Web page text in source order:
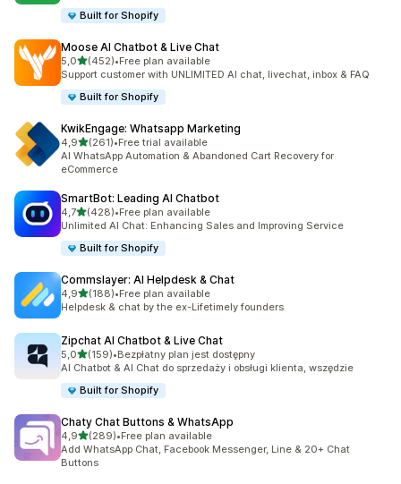
Built for Shopify
Moose AI Chatbot & Live Chat
5,0na 5 gwiazdek
(452)
Łączna liczba recenzji: 452
•Free plan available
Support customer with UNLIMITED AI chat, livechat, inbox & FAQ
Built for Shopify
KwikEngage: Whatsapp Marketing
4,9na 5 gwiazdek
(261)
Łączna liczba recenzji: 261
•Free trial available
AI WhatsApp Automation & Abandoned Cart Recovery for
eCommerce
SmartBot: Leading AI Chatbot
4,7na 5 gwiazdek
(428)
Łączna liczba recenzji: 428
•Free plan available
Unlimited AI Chat: Enhancing Sales and Improving Service
Built for Shopify
Commslayer: AI Helpdesk & Chat
4,9na 5 gwiazdek
(188)
Łączna liczba recenzji: 188
•Free plan available
Helpdesk & chat by the ex-Lifetimely founders
Zipchat AI Chatbot & Live Chat
5,0na 5 gwiazdek
(159)
Łączna liczba recenzji: 159
•Bezpłatny plan jest dostępny
AI Chatbot & AI Chat do sprzedaży i obsługi klienta, wszędzie
Built for Shopify
Chaty Chat Buttons & WhatsApp
4,9na 5 gwiazdek
(289)
Łączna liczba recenzji: 289
•Free plan available
Add WhatsApp Chat, Facebook Messenger, Line & 20+ Chat
Buttons